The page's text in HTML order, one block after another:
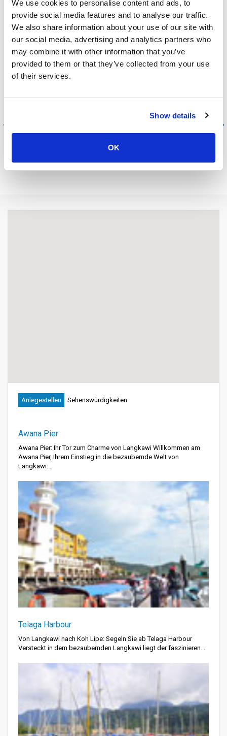
We use cookies to personalise content and ads, to
provide social media features and to analyse our traffic.
We also share information about your use of our site with
our social media, advertising and analytics partners who
may combine it with other information that you’ve
provided to them or that they’ve collected from your use
of their services.
Show details
OK
Weniger lesen
Angebote und Aktionen
Phuket
Koh Lanta
Anlegestellen Sehenswürdigkeiten
Awana Pier
Awana Pier: Ihr Tor zum Charme von Langkawi Willkommen am
Awana Pier, Ihrem Einstieg in die bezaubernde Welt von
Langkawi...
Telaga Harbour
Von Langkawi nach Koh Lipe: Segeln Sie ab Telaga Harbour
Versteckt in dem bezaubernden Langkawi liegt der faszinieren...